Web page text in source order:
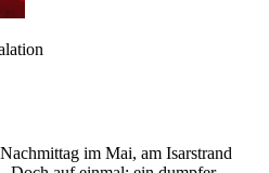
im Mai, am Isarstrand